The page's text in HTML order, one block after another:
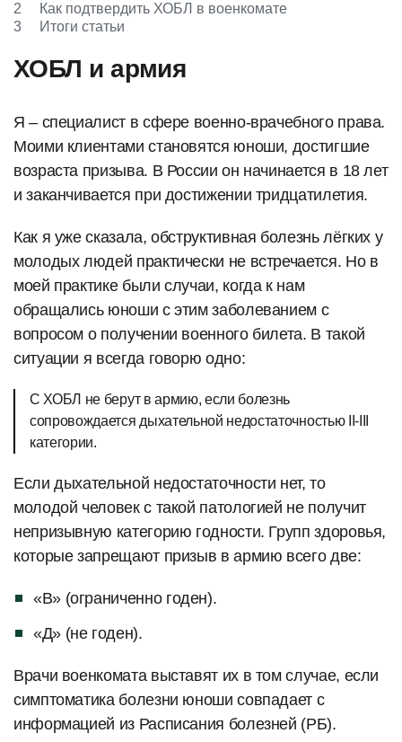
2
Как подтвердить ХОБЛ в военкомате
3
Итоги статьи
ХОБЛ и армия
Я – специалист в сфере военно-врачебного права.
Моими клиентами становятся юноши, достигшие
возраста призыва. В России он начинается в 18 лет
и заканчивается при достижении тридцатилетия.
Как я уже сказала, обструктивная болезнь лёгких у
молодых людей практически не встречается. Но в
моей практике были случаи, когда к нам
обращались юноши с этим заболеванием с
вопросом о получении военного билета. В такой
ситуации я всегда говорю одно:
С ХОБЛ не берут в армию, если болезнь
сопровождается дыхательной недостаточностью II-III
категории.
Если дыхательной недостаточности нет, то
молодой человек с такой патологией не получит
непризывную категорию годности. Групп здоровья,
которые запрещают призыв в армию всего две:
«В» (ограниченно годен).
«Д» (не годен).
Врачи военкомата выставят их в том случае, если
симптоматика болезни юноши совпадает с
информацией из Расписания болезней (РБ).